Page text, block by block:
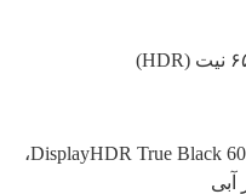
پشتیبانی از G-Sync، تأییدیه DisplayHDR True Black 600،